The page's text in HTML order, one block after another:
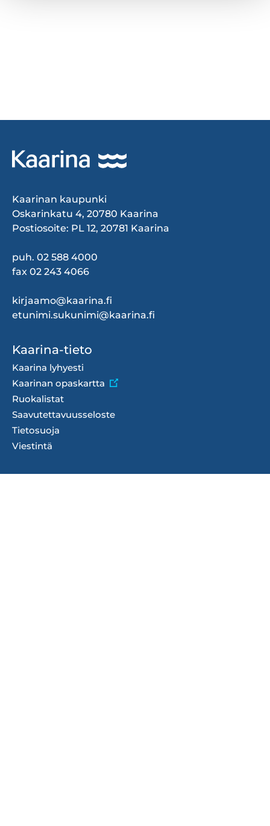
Kaarinan kaupunki
Oskarinkatu 4, 20780 Kaarina
Postiosoite: PL 12, 20781 Kaarina
puh. 02 588 4000
fax 02 243 4066
kirjaamo@kaarina.fi
etunimi.sukunimi@kaarina.fi
Footer
menu
Kaarina-tieto
Kaarina lyhyesti
Kaarinan opaskartta
Ruokalistat
Saavutettavuusseloste
Tietosuoja
Viestintä